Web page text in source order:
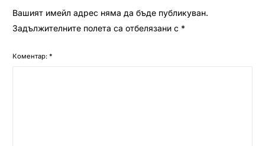
Вашият имейл адрес няма да бъде публикуван.
Задължителните полета са отбелязани с *
Коментар:*